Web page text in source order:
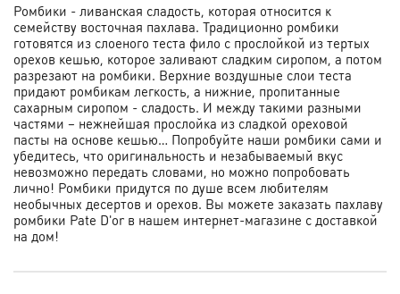
Ромбики - ливанская сладость, которая относится к
семейству восточная пахлава. Традиционно ромбики
готовятся из слоеного теста фило с прослойкой из тертых
орехов кешью, которое заливают сладким сиропом, а потом
разрезают на ромбики. Верхние воздушные слои теста
придают ромбикам легкость, а нижние, пропитанные
сахарным сиропом - сладость. И между такими разными
частями – нежнейшая прослойка из сладкой ореховой
пасты на основе кешью… Попробуйте наши ромбики сами и
убедитесь, что оригинальность и незабываемый вкус
невозможно передать словами, но можно попробовать
лично! Ромбики придутся по душе всем любителям
необычных десертов и орехов. Вы можете заказать пахлаву
ромбики Pate D'or в нашем интернет-магазине с доставкой
на дом!